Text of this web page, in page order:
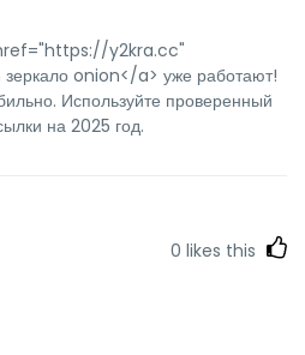
y2kra.cc"
onion</a> уже работают!
Используйте проверенный
на 2025 год.
0 likes this